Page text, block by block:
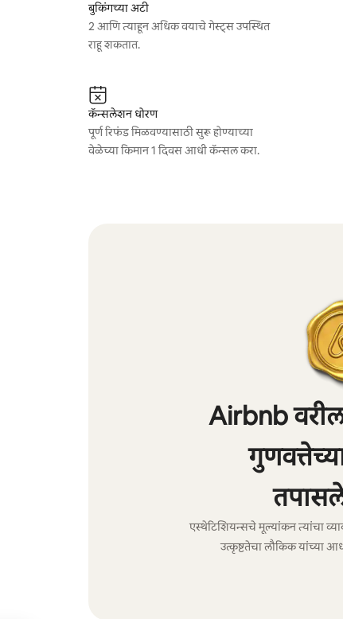
बुकिंगच्या अटी
2 आणि त्याहून अधिक वयाचे गेस्ट्स उपस्थित
राहू शकतात.
कॅन्सलेशन धोरण
पूर्ण रिफंड मिळवण्यासाठी सुरू होण्याच्या
वेळेच्या किमान 1 दिवस आधी कॅन्सल करा.
Airbnb
एस्थेटिशियन्सचे मूल्यांकन त्यांचा
उत्कृष्टतेचा लौकिक यांच्या